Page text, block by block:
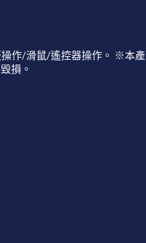
操作/滑鼠/遙控器操作。 ※本產
損。